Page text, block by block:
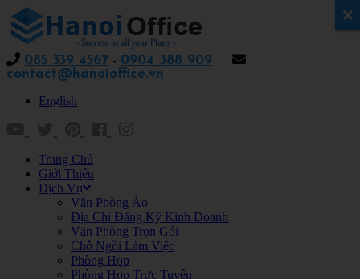
085 339 4567 - 0904 388 909
contact@hanoioffice.vn
English
Trang Chủ
Giới Thiệu
Dịch Vụ
Văn Phòng Ảo
Địa Chỉ Đăng Ký Kinh Doanh
Văn Phòng Trọn Gói
Chỗ Ngồi Làm Việc
Phòng Họp
Phòng Họp Trực Tuyến
x